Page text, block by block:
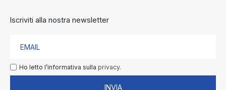
Iscriviti alla nostra newsletter
Ho letto l’informativa sulla privacy.
INVIA